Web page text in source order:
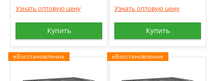
Узнать оптовую цену
Купить
Узнать оптовую цену
Купить
еВосстановление еВосстановление